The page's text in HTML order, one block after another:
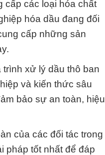
cấp các loại hóa chất
hóa dầu đang đối
cấp những sản
xử lý dầu thô ban
và kiến thức sâu
bảo sự an toàn, hiệu
của các đối tác trong
pháp tốt nhất để đáp